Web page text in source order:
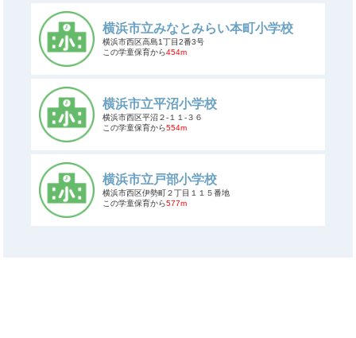
横浜市立みなとみらい本町小学校
横浜市西区高島1丁目2番3号
この学童保育から454m
横浜市立平沼小学校
横浜市西区平沼２-１１-３６
この学童保育から554m
横浜市立戸部小学校
横浜市西区伊勢町２丁目１１５番地
この学童保育から577m